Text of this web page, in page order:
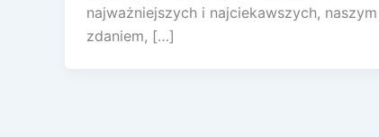
najważniejszych i najciekawszych, naszym
zdaniem, […]